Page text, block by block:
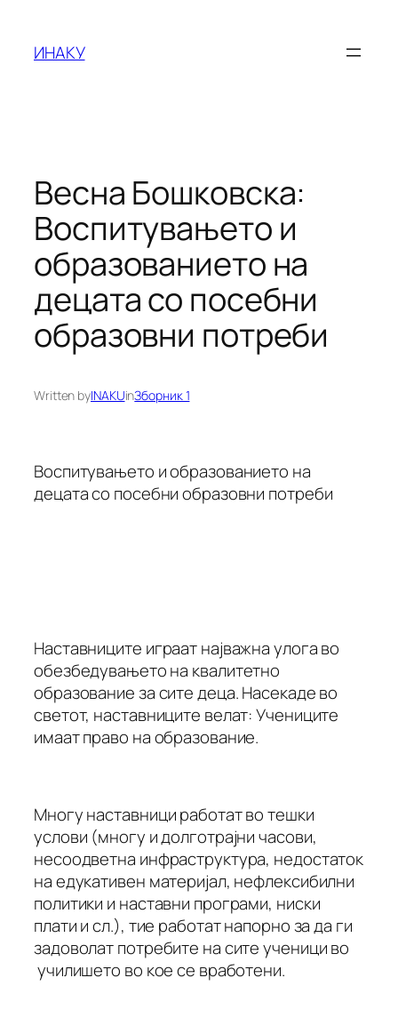
содржината
ИНАКУ
Весна Бошковска:
Воспитувањето и
образованието на
децата со посебни
образовни потреби
Written byINAKUinЗборник 1
Воспитувањето и образованието на
децата со посебни образовни потреби
Наставниците играат најважна улога во
обезбедувањето на квалитетно
образование за сите деца. Насекаде во
светот, наставниците велат: Учениците
имаат право на образование.
Многу наставници работат во тешки
услови (многу и долготрајни часови,
несоодветна инфраструктура, недостаток
на едукативен материјал, нефлексибилни
политики и наставни програми, ниски
плати и сл.), тие работат напорно за да ги
задоволат потребите на сите ученици во
училишето во кое се вработени.